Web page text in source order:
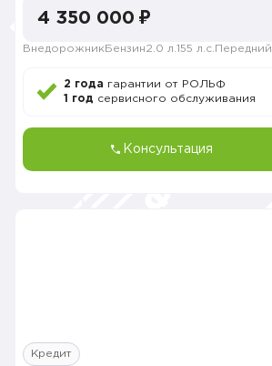
4 350 000 ₽
Внедорожник Бензин2.0 л. 155 л.с. Передний
2 года гарантии от РОЛЬФ
1 год сервисного обслуживания
Консультация
Кредит